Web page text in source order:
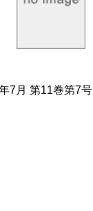
7月 第11巻第7号